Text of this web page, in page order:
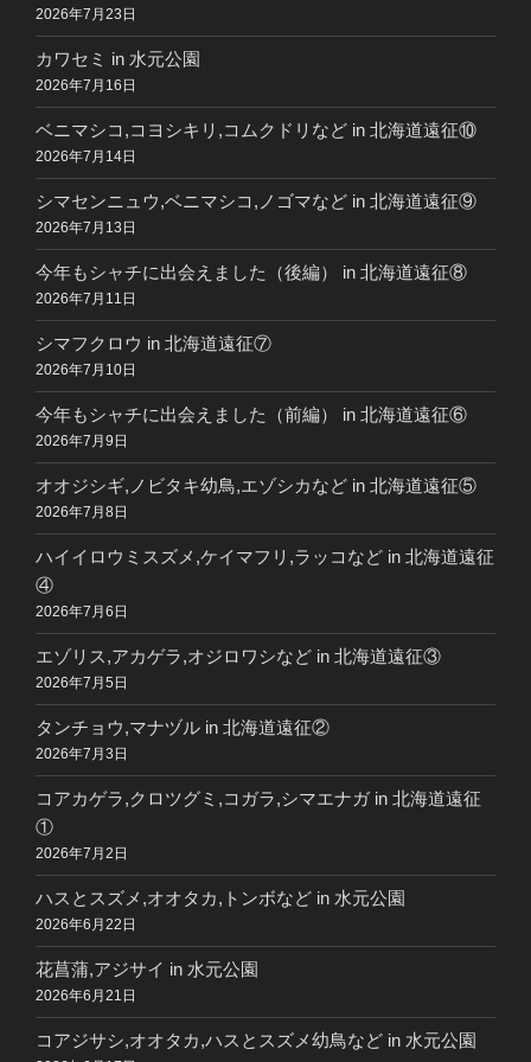
2026年7月23日
カワセミ in 水元公園
2026年7月16日
ベニマシコ,コヨシキリ,コムクドリなど in 北海道遠征⑩
2026年7月14日
シマセンニュウ,ベニマシコ,ノゴマなど in 北海道遠征⑨
2026年7月13日
今年もシャチに出会えました（後編） in 北海道遠征⑧
2026年7月11日
シマフクロウ in 北海道遠征⑦
2026年7月10日
今年もシャチに出会えました（前編） in 北海道遠征⑥
2026年7月9日
オオジシギ,ノビタキ幼鳥,エゾシカなど in 北海道遠征⑤
2026年7月8日
ハイイロウミスズメ,ケイマフリ,ラッコなど in 北海道遠征
④
2026年7月6日
エゾリス,アカゲラ,オジロワシなど in 北海道遠征③
2026年7月5日
タンチョウ,マナヅル in 北海道遠征②
2026年7月3日
コアカゲラ,クロツグミ,コガラ,シマエナガ in 北海道遠征
①
2026年7月2日
ハスとスズメ,オオタカ,トンボなど in 水元公園
2026年6月22日
花菖蒲,アジサイ in 水元公園
2026年6月21日
コアジサシ,オオタカ,ハスとスズメ幼鳥など in 水元公園